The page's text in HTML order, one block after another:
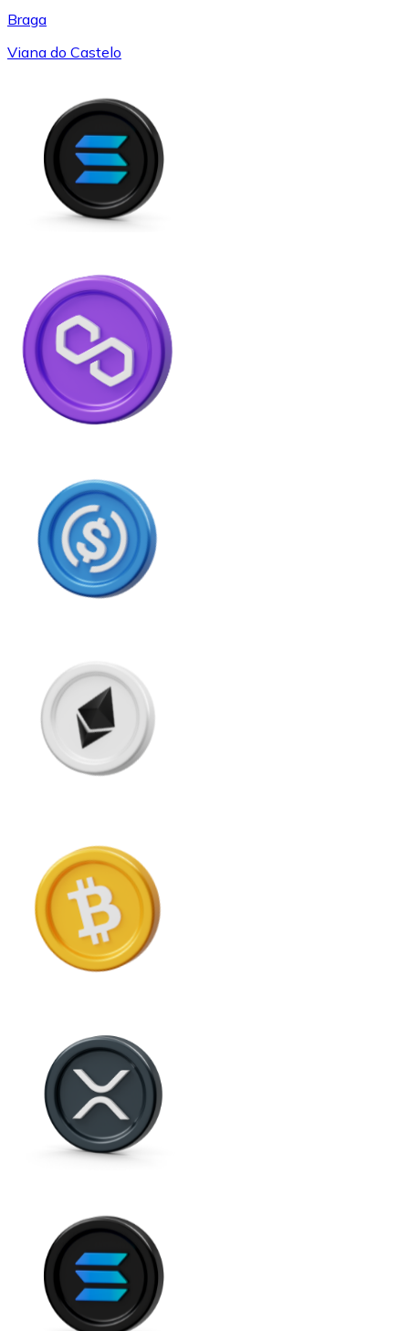
Braga
Viana do Castelo